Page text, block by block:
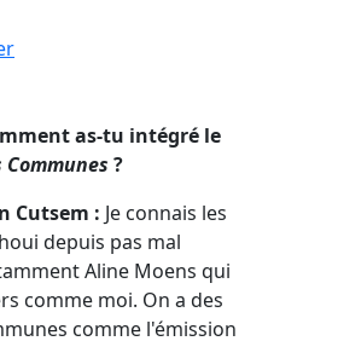
as-tu intégré le
Communes ?
Cutsem : Je connais les
depuis pas mal
Aline Moens qui
comme moi. On a des
comme l'émission